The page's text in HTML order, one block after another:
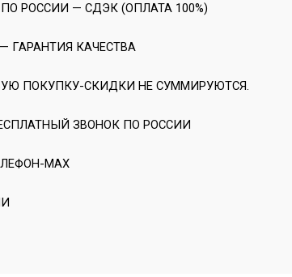
РОССИИ — СДЭК (ОПЛАТА 100%)
ГАРАНТИЯ КАЧЕСТВА
ПОКУПКУ-СКИДКИ НЕ СУММИРУЮТСЯ.
ЗВОНОК ПО РОССИИ
МАХ